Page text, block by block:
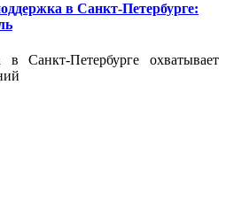
в Санкт-Петербурге:
в Санкт-Петербурге охватывает